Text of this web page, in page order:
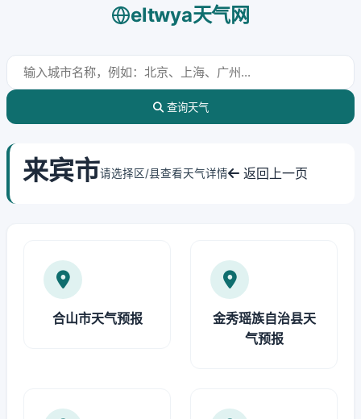
eltwya天气网
查询天气
来宾市请选择区/县查看天气详情 返回上一页
合山市天气预报
金秀瑶族自治县天
气预报